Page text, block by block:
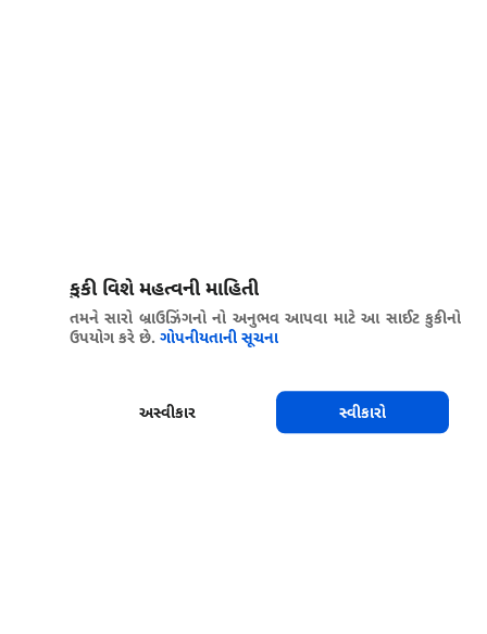
કુકી વિશે મહત્વની માહિતી
તમને સારો બ્રાઉઝિંગનો નો અનુભવ આપવા માટે આ સાઈટ કુકીનો
ઉપયોગ કરે છે. ગોપનીયતાની સૂચના
અસ્વીકાર સ્વીકારો